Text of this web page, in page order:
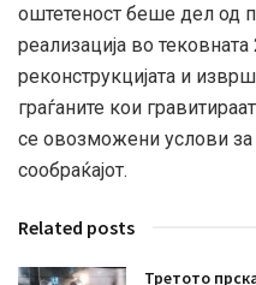
оштетеност беше дел од
реализација во
реконструкцијата и
граѓаните кои
се овозможени услови
сообраќајот.
Related posts
Третото